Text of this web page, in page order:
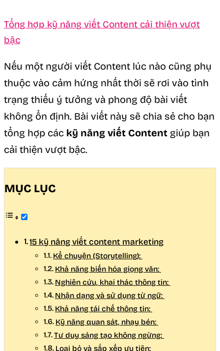
Tổng hợp kỹ năng viết Content cải thiện vượt
bậc
Nếu một người viết Content lúc nào cũng phụ
thuộc vào cảm hứng nhất thời sẽ rơi vào tình
trạng thiếu ý tưởng và phong độ bài viết
không ổn định. Bài viết này sẽ chia sẻ cho bạn
tổng hợp các kỹ năng viết Content giúp bạn
cải thiện vượt bậc.
MỤC LỤC
15 kỹ năng viết content marketing
Kể chuyện (Storytelling):
Khả năng biến hóa giọng văn:
Nghiên cứu, khai thác thông tin:
Nhận dạng và sử dụng từ ngữ:
Khả năng tái chế thông tin:
Kỹ năng quan sát, nhạy bén:
Tư duy sáng tạo không ngừng:
Loại bỏ và sắp xếp ưu tiên: